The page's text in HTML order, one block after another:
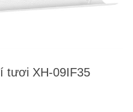
tươi XH-09IF35